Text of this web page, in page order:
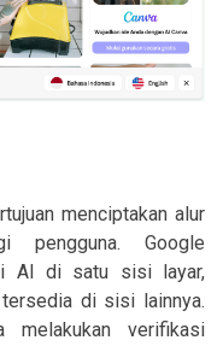
menciptakan alur
Google
AI di satu sisi layar,
di sisi lainnya.
melakukan verifikasi